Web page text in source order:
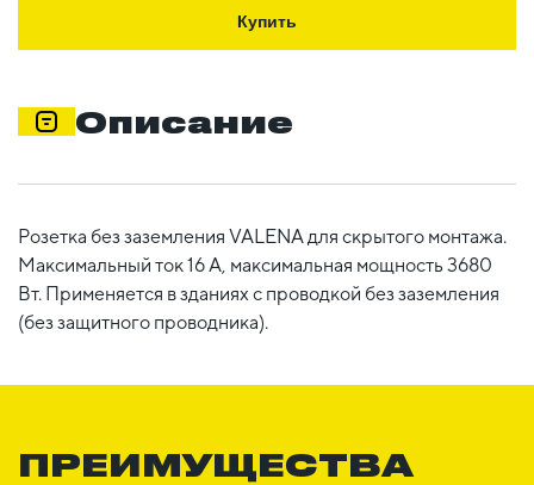
Купить
Описание
Розетка без заземления VALENA для скрытого монтажа.
Максимальный ток 16 А, максимальная мощность 3680
Вт. Применяется в зданиях с проводкой без заземления
(без защитного проводника).
ПРЕИМУЩЕСТВА